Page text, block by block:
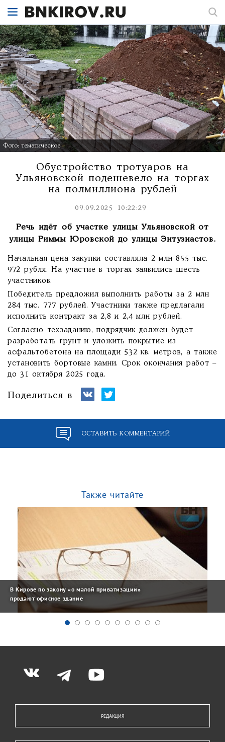
Фото: тематическое
Обустройство тротуаров на
Ульяновской подешевело на торгах
на полмиллиона рублей
09.09.2025 10:22:29
Речь идёт об участке улицы Ульяновской от
улицы Риммы Юровской до улицы Энтузиастов.
Начальная цена закупки составляла 2 млн 855 тыс.
972 рубля. На участие в торгах заявились шесть
участников.
Победитель предложил выполнить работы за 2 млн
284 тыс. 777 рублей. Участники также предлагали
исполнить контракт за 2,8 и 2,4 млн рублей.
Согласно техзаданию, подрядчик должен будет
разработать грунт и уложить покрытие из
асфальтобетона на площади 532 кв. метров, а также
установить бортовые камни. Срок окончания работ –
до 31 октября 2025 года.
Поделиться в
ОСТАВИТЬ КОММЕНТАРИЙ
Также читайте
В Кирове по закону «о малой приватизации»
продают офисное здание
РЕДАКЦИЯ